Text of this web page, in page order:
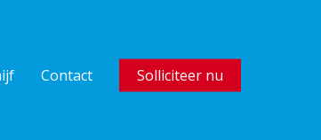
Contact Solliciteer nu